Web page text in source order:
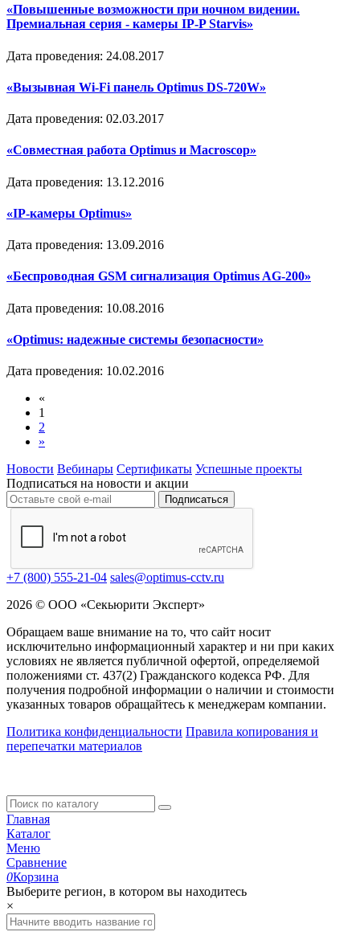
«Повышенные возможности при ночном видении.
Премиальная серия - камеры IP-P Starvis»
Дата проведения: 24.08.2017
«Вызывная Wi-Fi панель Optimus DS-720W»
Дата проведения: 02.03.2017
«Совместная работа Optimus и Macroscop»
Дата проведения: 13.12.2016
«IP-камеры Optimus»
Дата проведения: 13.09.2016
«Беспроводная GSM сигнализация Optimus AG-200»
Дата проведения: 10.08.2016
«Optimus: надежные системы безопасности»
Дата проведения: 10.02.2016
«
1
2
»
Новости Вебинары Сертификаты Успешные проекты
Подписаться на новости и акции
Подписаться
+7 (800) 555-21-04 sales@optimus-cctv.ru
2026 © ООО «Секьюрити Эксперт»
Обращаем ваше внимание на то, что сайт носит
исключительно информационный характер и ни при каких
условиях не является публичной офертой, определяемой
положениями ст. 437(2) Гражданского кодекса РФ. Для
получения подробной информации о наличии и стоимости
указанных товаров обращайтесь к менеджерам компании.
Политика конфиденциальности Правила копирования и
перепечатки материалов
Главная
Каталог
Меню
Сравнение
0Корзина
Выберите регион, в котором вы находитесь
×